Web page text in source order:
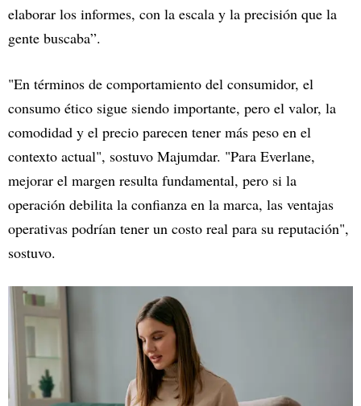
elaborar los informes, con la escala y la precisión que la
gente buscaba”.
"En términos de comportamiento del consumidor, el
consumo ético sigue siendo importante, pero el valor, la
comodidad y el precio parecen tener más peso en el
contexto actual", sostuvo Majumdar. "Para Everlane,
mejorar el margen resulta fundamental, pero si la
operación debilita la confianza en la marca, las ventajas
operativas podrían tener un costo real para su reputación",
sostuvo.